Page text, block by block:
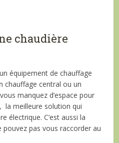
chaudière
équipement de chauffage
chauffage central ou un
manquez d’espace pour
la meilleure solution qui
électrique. C’est aussi la
pas vous raccorder au